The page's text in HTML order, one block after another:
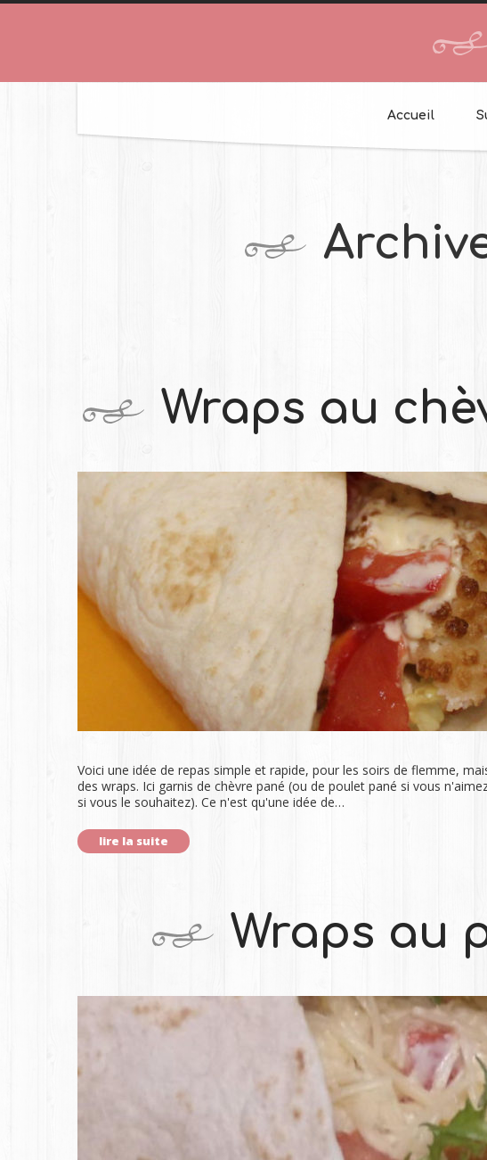
Accueil
Wraps au
Voici une idée de repas simple et rapide, pour les soirs de flemme,
des wraps. Ici garnis de chèvre pané (ou de poulet pané si vous
si vous le souhaitez). Ce n'est qu'une idée de…
lire la suite
Wraps au